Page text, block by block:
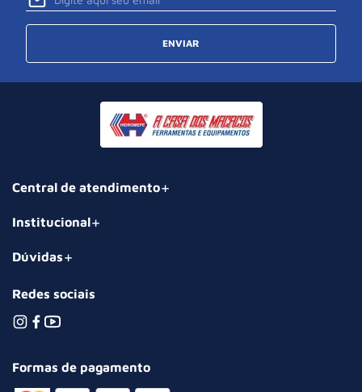
ENVIAR
Central de atendimento
Institucional
Dúvidas
Redes sociais
Formas de pagamento